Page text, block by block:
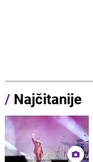
/ Najčitanije